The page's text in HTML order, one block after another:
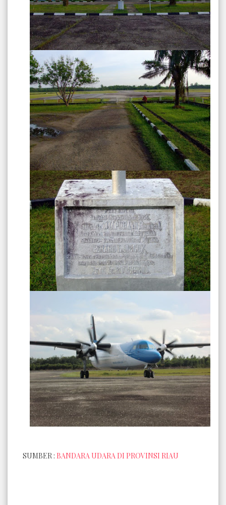
SUMBER : BANDARA UDARA DI PROVINSI RIAU